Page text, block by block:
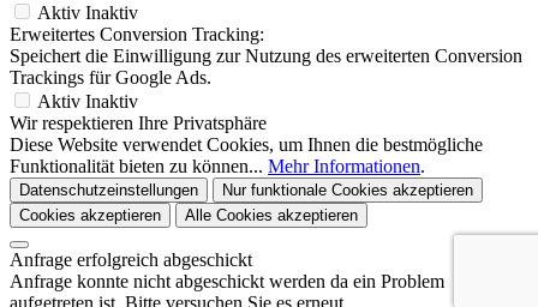
Aktiv Inaktiv
Erweitertes Conversion Tracking:
Speichert die Einwilligung zur Nutzung des erweiterten Conversion
Trackings für Google Ads.
Aktiv Inaktiv
Wir respektieren Ihre Privatsphäre
Diese Website verwendet Cookies, um Ihnen die bestmögliche
Funktionalität bieten zu können... Mehr Informationen.
Datenschutzeinstellungen
Nur funktionale Cookies akzeptieren
Cookies akzeptieren
Alle Cookies akzeptieren
Anfrage erfolgreich abgeschickt
Anfrage konnte nicht abgeschickt werden da ein Problem
aufgetreten ist. Bitte versuchen Sie es erneut.